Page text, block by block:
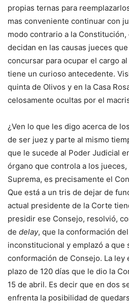
propias ternas para
mas conveniente continuar con
modo contrario a la
decidan en las causas jueces
concursar para ocupar el cargo
tiene un curioso antecedente.
quinta de Olivos y en la Casa
celosamente ocultas por el
¿Ven lo que les digo acerca de
de ser juez y parte al mismo
que le sucede al Poder Judicial
órgano que controla a los
Suprema, es precisamente el
Que está a un tris de dejar de
actual presidente de la Corte
presidir ese Consejo, resolvió,
de delay, que la conformación
inconstitucional y emplazó a que
conformación de Consejo. La ley
plazo de 120 días que le dio la
15 de abril. Es decir que en dos
enfrenta la posibilidad de